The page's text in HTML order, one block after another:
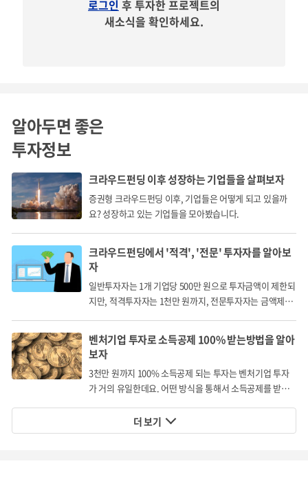
는 등 국가적인 차원에서도 정신건강 분야에 대한 관심이 증
시장 중 1%인 40억 원의 시장을 점유하는 것을 목표하고 있
습니다.
재무 현황 및 계획
로그인 후 투자한 프로젝트의
새소식을 확인하세요.
알아두면 좋은
투자정보
크라우드펀딩 이후 성장하는 기업들을 살펴보자
증권형 크라우드펀딩 이후, 기업들은 어떻게 되고 있을까
요? 성장하고 있는 기업들을 모아봤습니다.
크라우드펀딩에서 '적격', '전문' 투자자를 알아보
자
일반투자자는 1개 기업당 500만 원으로 투자금액이 제한되
지만, 적격투자자는 1천만 원까지, 전문투자자는 금액제한
벤처기업 투자로 소득공제 100% 받는방법을 알아
보자
3천만 원까지 100% 소득공제 되는 투자는 벤처기업 투자
가 거의 유일한데요. 어떤 방식을 통해서 소득공제를 받게
더 보기